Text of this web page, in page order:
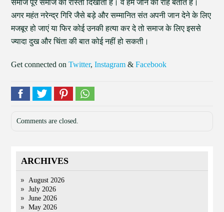
समाज पूरे समाज को रास्ता दिखाता है। वे हमें जीने की राह बताते हैं।
अगर महंत नरेन्द्र गिरि जैसे बड़े और सम्मानित संत अपनी जान देने के लिए
मजबूर हो जाएं या फिर कोई उनकी हत्या कर दे तो समाज के लिए इससे
ज्यादा दुख और चिंता की बात कोई नहीं हो सकती।
Get connected onTwitter,Instagram &Facebook
Comments are closed.
ARCHIVES
August 2026
July 2026
June 2026
May 2026